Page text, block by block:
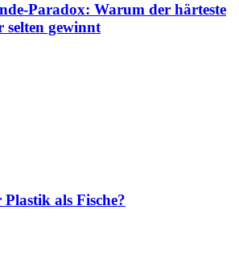
Paradox: Warum der härteste
selten gewinnt
Plastik als Fische?